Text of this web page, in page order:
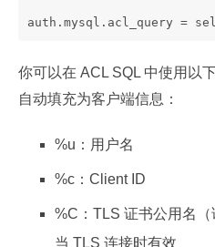
auth.mysql.acl_query =
你可以在 ACL SQL 中使用以
自动填充为客户端信息：
%u：用户名
%c：Client ID
%C：TLS 证书公用名
当 TLS 连接时有效